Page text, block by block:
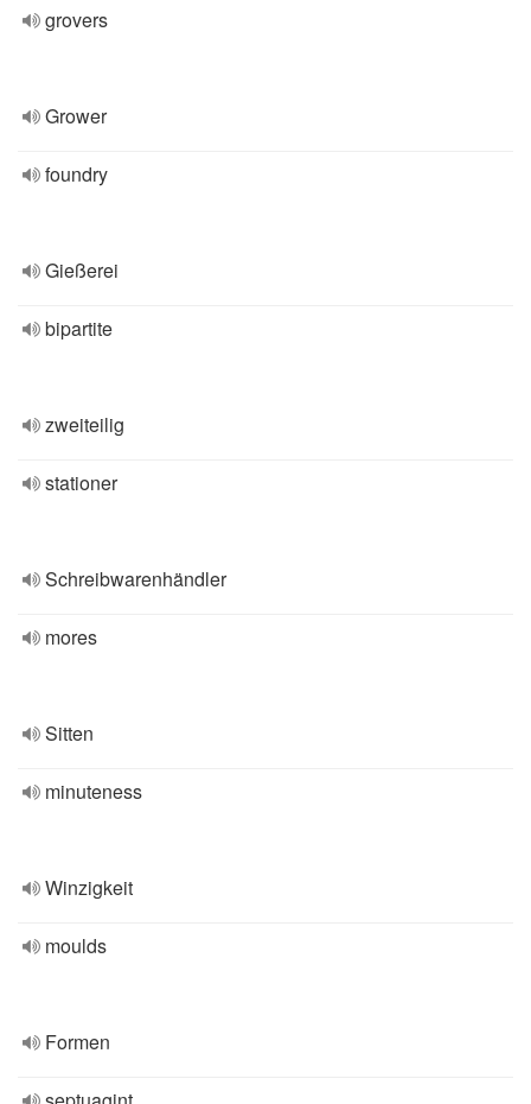
grovers
Grower
foundry
Gießerei
bipartite
zweiteilig
stationer
Schreibwarenhändler
mores
Sitten
minuteness
Winzigkeit
moulds
Formen